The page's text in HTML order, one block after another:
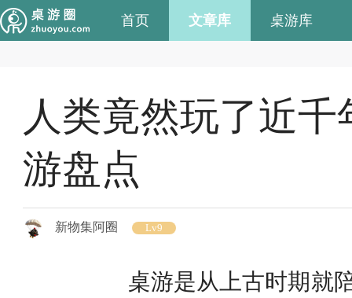
首页 文章库 桌游库
人类竟然玩了近
游盘点
新物集阿圈 Lv9
桌游是从上古时期就